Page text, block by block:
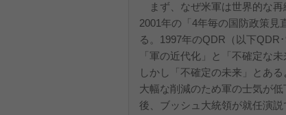
まず、なぜ米軍は世界的な再
2001年の「4年毎の国防政策見
る。1997年のQDR（以下QDR
「軍の近代化」と「不確定な
しかし「不確定の未来」とあ
大幅な削減のため軍の士気が
後、ブッシュ大統領が就任演